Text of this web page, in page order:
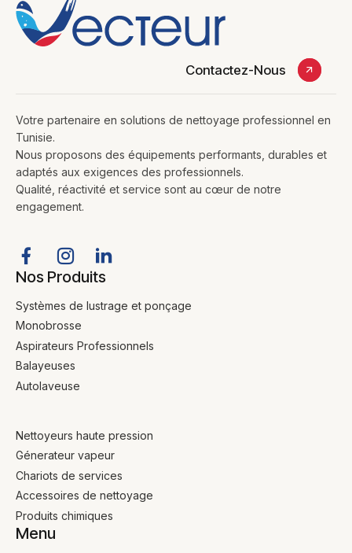
Contactez-Nous
Votre partenaire en solutions de nettoyage professionnel en
Tunisie.
Nous proposons des équipements performants, durables et
adaptés aux exigences des professionnels.
Qualité, réactivité et service sont au cœur de notre
engagement.
Nos Produits
Systèmes de lustrage et ponçage
Monobrosse
Aspirateurs Professionnels
Balayeuses
Autolaveuse
Nettoyeurs haute pression
Génerateur vapeur
Chariots de services
Accessoires de nettoyage
Produits chimiques
Menu